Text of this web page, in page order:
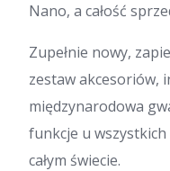
Nano, a całość
Zupełnie nowy,
zestaw akcesoriów,
międzynarodowa
funkcje u
całym świecie.